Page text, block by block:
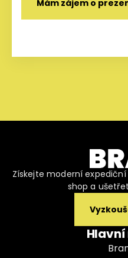
Získejte moderní
shop a